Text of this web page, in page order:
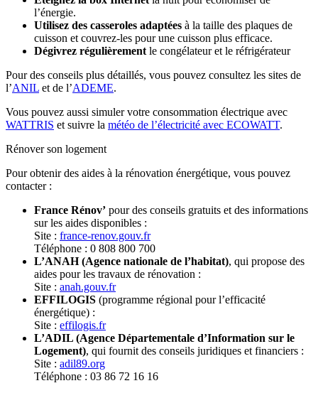
l’énergie.
Utilisez des casseroles adaptées à la taille des plaques de
cuisson et couvrez-les pour une cuisson plus efficace.
Dégivrez régulièrement le congélateur et le réfrigérateur
Pour des conseils plus détaillés, vous pouvez consultez les sites de
l’ANIL et de l’ADEME.
Vous pouvez aussi simuler votre consommation électrique avec
WATTRIS et suivre la météo de l’électricité avec ECOWATT.
Rénover son logement
Pour obtenir des aides à la rénovation énergétique, vous pouvez
contacter :
France Rénov’ pour des conseils gratuits et des informations
sur les aides disponibles :
Site : france-renov.gouv.fr
Téléphone : 0 808 800 700
L’ANAH (Agence nationale de l’habitat), qui propose des
aides pour les travaux de rénovation :
Site : anah.gouv.fr
EFFILOGIS (programme régional pour l’efficacité
énergétique) :
Site : effilogis.fr
L’ADIL (Agence Départementale d’Information sur le
Logement), qui fournit des conseils juridiques et financiers :
Site : adil89.org
Téléphone : 03 86 72 16 16